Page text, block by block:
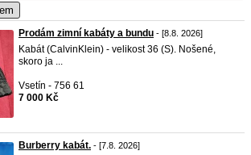
Prodám zimní kabáty a bundu - [8.8. 2026]
Kabát (CalvinKlein) - velikost 36 (S). Nošené,
skoro ja ...
Vsetín - 756 61
7 000 Kč
Burberry kabát. - [7.8. 2026]